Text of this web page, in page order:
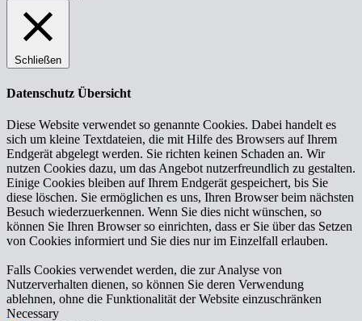
Schließen
Datenschutz Übersicht
Diese Website verwendet so genannte Cookies. Dabei handelt es
sich um kleine Textdateien, die mit Hilfe des Browsers auf Ihrem
Endgerät abgelegt werden. Sie richten keinen Schaden an. Wir
nutzen Cookies dazu, um das Angebot nutzerfreundlich zu gestalten.
Einige Cookies bleiben auf Ihrem Endgerät gespeichert, bis Sie
diese löschen. Sie ermöglichen es uns, Ihren Browser beim nächsten
Besuch wiederzuerkennen. Wenn Sie dies nicht wünschen, so
können Sie Ihren Browser so einrichten, dass er Sie über das Setzen
von Cookies informiert und Sie dies nur im Einzelfall erlauben.
Falls Cookies verwendet werden, die zur Analyse von
Nutzerverhalten dienen, so können Sie deren Verwendung
ablehnen, ohne die Funktionalität der Website einzuschränken
Necessary